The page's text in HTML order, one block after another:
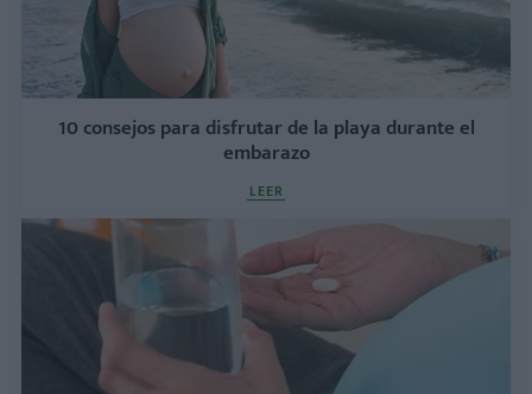
10 consejos para disfrutar de la playa durante el
embarazo
LEER